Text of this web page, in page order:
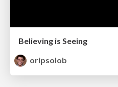
Believing is Seeing
oripsolob